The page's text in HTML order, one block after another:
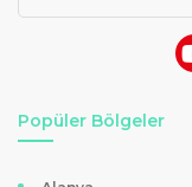
Maç biletli
sadece izlemek
isteyen
deneyim,
seviyesini yerinde
Popüler Bölgeler